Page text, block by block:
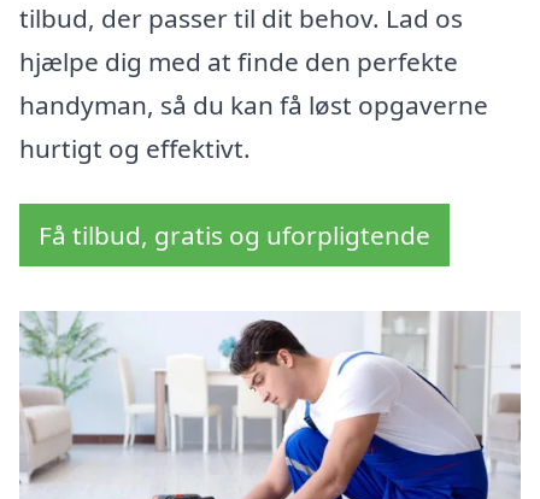
tilbud, der passer til dit behov. Lad os
hjælpe dig med at finde den perfekte
handyman, så du kan få løst opgaverne
hurtigt og effektivt.
Få tilbud, gratis og uforpligtende